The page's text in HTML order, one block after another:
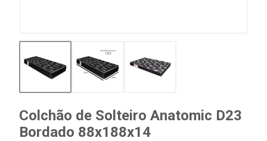
Colchão de Solteiro Anatomic D23
Bordado 88x188x14